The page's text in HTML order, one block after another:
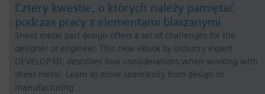
Cztery kwestie, o których należy pamiętać
podczas pracy z elementami blaszanymi
Sheet metal part design offers a set of challenges for the
designer or engineer. This new eBook by industry expert
DEVELOP3D, describes four considerations when working with
sheet metal. Learn to move seamlessly from design to
manufacturing.